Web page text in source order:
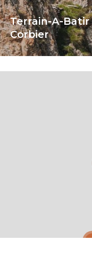
Terrain-A-
Corbier